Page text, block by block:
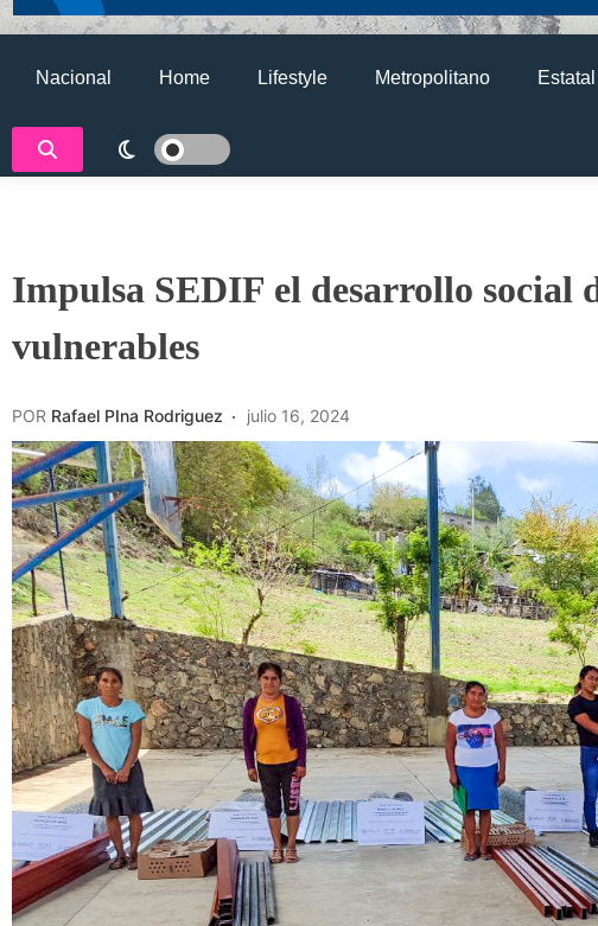
Nacional Home Lifestyle Metropolitano Estatal
Impulsa SEDIF el desarrollo social
vulnerables
POR Rafael PIna Rodriguez julio 16, 2024